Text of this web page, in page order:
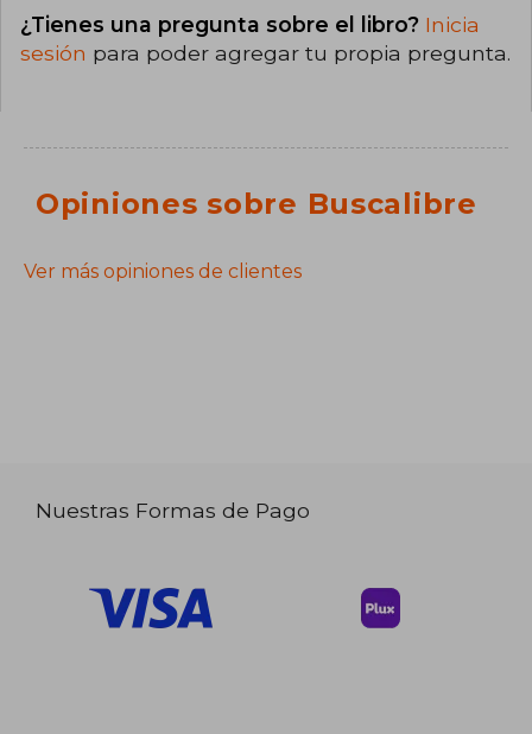
¿Tienes una pregunta sobre el libro? Inicia
sesión para poder agregar tu propia pregunta.
Opiniones sobre Buscalibre
Ver más opiniones de clientes
Nuestras Formas de Pago